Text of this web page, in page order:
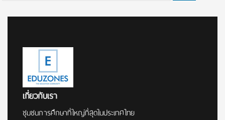
เกี่ยวกับเรา
ชุมชนการศึกษาที่ใหญ่ที่สุดในประเทศไทย